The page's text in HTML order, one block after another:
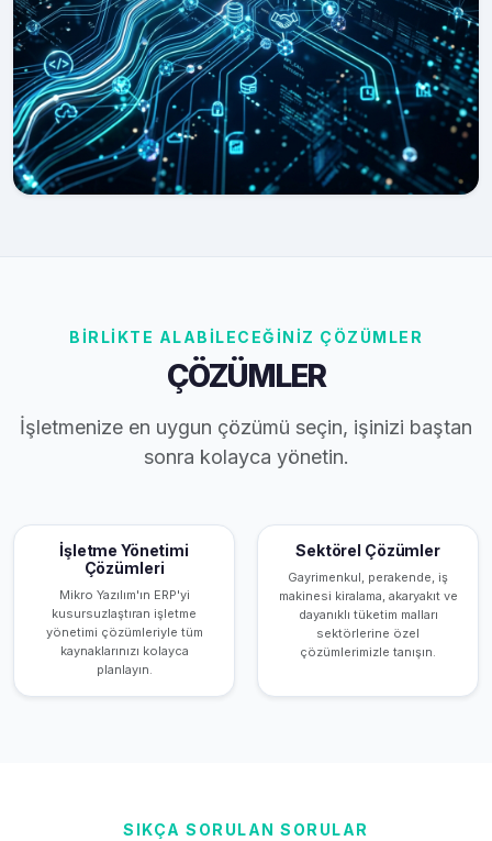
BİRLİKTE ALABİLECEĞİNİZ ÇÖZÜMLER
ÇÖZÜMLER
İşletmenize en uygun çözümü seçin, işinizi baştan
sonra kolayca yönetin.
İşletme Yönetimi
Çözümleri
Mikro Yazılım'ın ERP'yi
kusursuzlaştıran işletme
yönetimi çözümleriyle tüm
kaynaklarınızı kolayca
planlayın.
Sektörel Çözümler
Gayrimenkul, perakende, iş
makinesi kiralama, akaryakıt ve
dayanıklı tüketim malları
sektörlerine özel
çözümlerimizle tanışın.
SIKÇA SORULAN SORULAR